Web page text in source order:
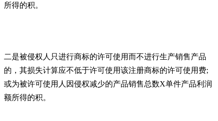
所得的积。
二是被侵权人只进行商标的许可使用而不进行生产销售产品
的，其损失计算应不低于许可使用该注册商标的许可使用费;
或为被许可使用人因侵权减少的产品销售总数X单件产品利润
额所得的积。